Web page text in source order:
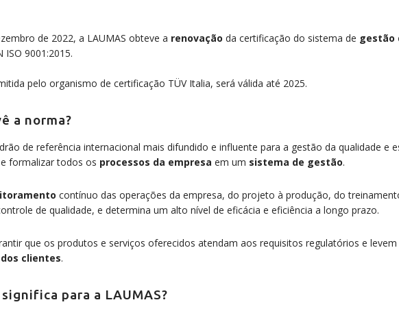
de 2022, a LAUMAS obteve a renovação da certificação do sistema de gestão
ISO 9001:2015.
pelo organismo de certificação TÜV Italia, será válida até 2025.
a norma?
de referência internacional mais difundido e influente para a gestão da qualidade e
formalizar todos os processos da empresa em um sistema de gestão.
contínuo das operações da empresa, do projeto à produção, do
de qualidade, e determina um alto nível de eficácia e eficiência a longo prazo.
que os produtos e serviços oferecidos atendam aos requisitos regulatórios e
clientes.
para a LAUMAS?